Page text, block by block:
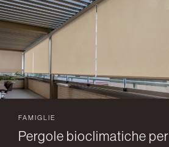
FAMIGLIE
Pergole bioclimatiche per